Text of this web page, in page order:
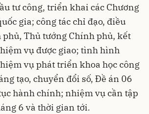
tư công, triển khai các Chương
gia; công tác chỉ đạo, điều
Thủ tướng Chính phủ, kết
vụ được giao; tình hình
vụ phát triển khoa học công
tạo, chuyển đổi số, Đề án 06
hành chính; nhiệm vụ cần tập
6 và thời gian tới.